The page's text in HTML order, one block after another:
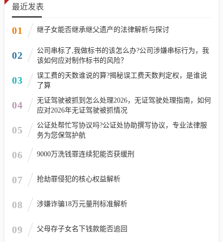
最近发表
01 继子女能否继承继父遗产的法律解析与探讨
02
公司串标了,我做标书的该怎么办?公司涉嫌串标行为，我
该如何应对制作标书的风险？
03
误工费的天数谁说的算?揭秘误工费天数判定权，是谁说
了算
04
无证驾驶被抓到怎么处理2026，无证驾驶处理指南，如何
应对2026年无证驾驶被抓情况
05
公证处帮忙写协议吗?公证处协助撰写协议，专业法律服
务为您保驾护航
06 9000万洗钱罪连续犯能否获缓刑
07 抢劫罪侵犯的核心权益解析
08 涉嫌诈骗18万元量刑标准解析
09 父母存子女名下钱款能否追回